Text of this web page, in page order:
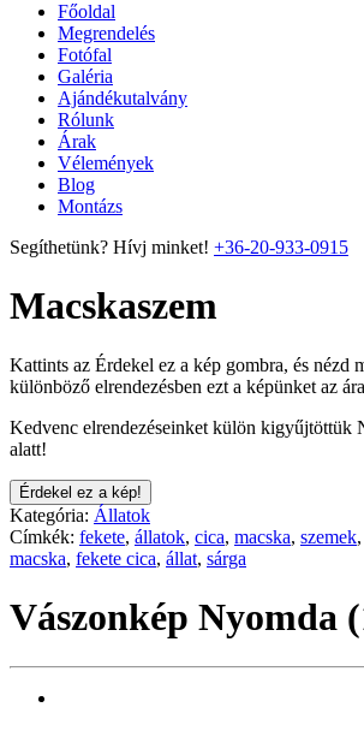
Főoldal
Megrendelés
Fotófal
Galéria
Ajándékutalvány
Rólunk
Árak
Vélemények
Blog
Montázs
Segíthetünk? Hívj minket! +36-20-933-0915
Macskaszem
Kattints az Érdekel ez a kép gombra, és nézd
különböző elrendezésben ezt a képünket az
Kedvenc elrendezéseinket külön kigyűjtöttük
alatt!
Érdekel ez a kép!
Kategória: Állatok
Címkék: fekete, állatok, cica, macska, szemek,
macska, fekete cica, állat, sárga
Vászonkép Nyomda